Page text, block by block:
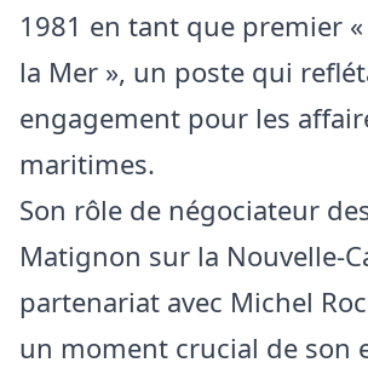
1981 en tant que premier
la Mer », un poste qui
engagement pour les
maritimes.
Son rôle de négociateur
Matignon sur la Nouvelle-
partenariat avec Michel
un moment crucial de son